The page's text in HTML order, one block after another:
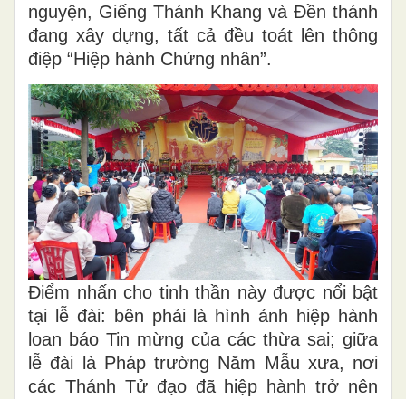
nguyện, Giếng Thánh Khang và Đền thánh
đang xây dựng, tất cả đều toát lên thông
điệp “Hiệp hành Chứng nhân”.
Điểm nhấn cho tinh thần này được nổi bật
tại lễ đài: bên phải là hình ảnh hiệp hành
loan báo Tin mừng của các thừa sai; giữa
lễ đài là Pháp trường Năm Mẫu xưa, nơi
các Thánh Tử đạo đã hiệp hành trở nên